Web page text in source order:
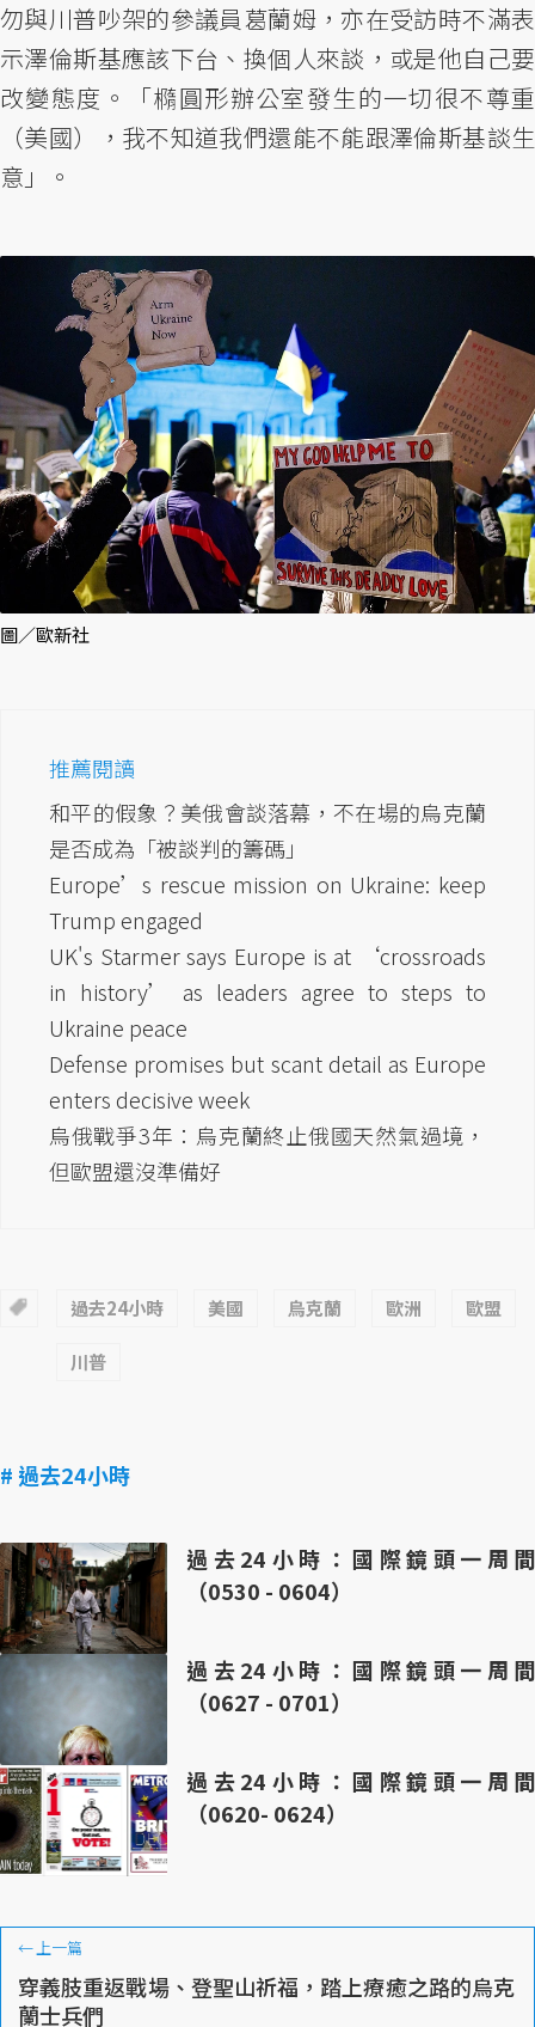
勿與川普吵架的參議員葛蘭姆，亦在受訪時不滿表
示澤倫斯基應該下台、換個人來談，或是他自己要
改變態度。「橢圓形辦公室發生的一切很不尊重
（美國），我不知道我們還能不能跟澤倫斯基談生
意」。
圖／歐新社
推薦閱讀
和平的假象？美俄會談落幕，不在場的烏克蘭
是否成為「被談判的籌碼」
Europe’s rescue mission on Ukraine: keep
Trump engaged
UK's Starmer says Europe is at ‘crossroads
in history’ as leaders agree to steps to
Ukraine peace
Defense promises but scant detail as Europe
enters decisive week
烏俄戰爭3年：烏克蘭終止俄國天然氣過境，
但歐盟還沒準備好
過去24小時 美國 烏克蘭 歐洲 歐盟
川普
# 過去24小時
過去24小時：國際鏡頭一周間
（0530 - 0604）
過去24小時：國際鏡頭一周間
（0627 - 0701）
過去24小時：國際鏡頭一周間
（0620- 0624）
←上一篇
穿義肢重返戰場、登聖山祈福，踏上療癒之路的烏克
蘭士兵們